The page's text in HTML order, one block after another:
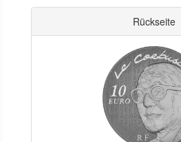
Rückseite